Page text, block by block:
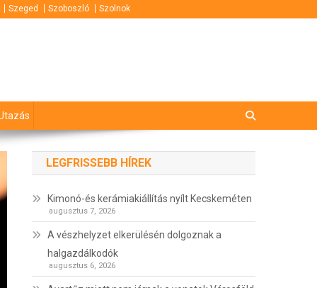
Szeged Szoboszló Szolnok
LEGFRISSEBB HÍREK
Kimonó-és kerámiakiállítás nyílt Kecskeméten
augusztus 7, 2026
A vészhelyzet elkerülésén dolgoznak a
halgazdálkodók
augusztus 6, 2026